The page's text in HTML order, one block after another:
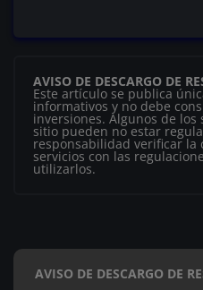
AVISO DE DESCARGO DE
Este artículo se publica
informativos y no debe
inversiones. Algunos de los
sitio pueden no estar
responsabilidad verificar la
servicios con las
utilizarlos.
AVISO DE DESCARGO DE